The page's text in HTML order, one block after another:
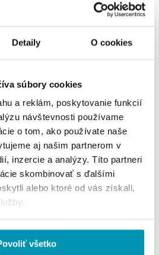
Detaily O cookies
súbory cookies
a reklám, poskytovanie funkcií
návštevnosti používame
o tom, ako používate naše
aj našim partnerom v
inzercie a analýzy. Títo partneri
skombinovať s ďalšími
alebo ktoré od vás získali,
všetko
Mihálek
Office Agency
Hrivňak
894 421